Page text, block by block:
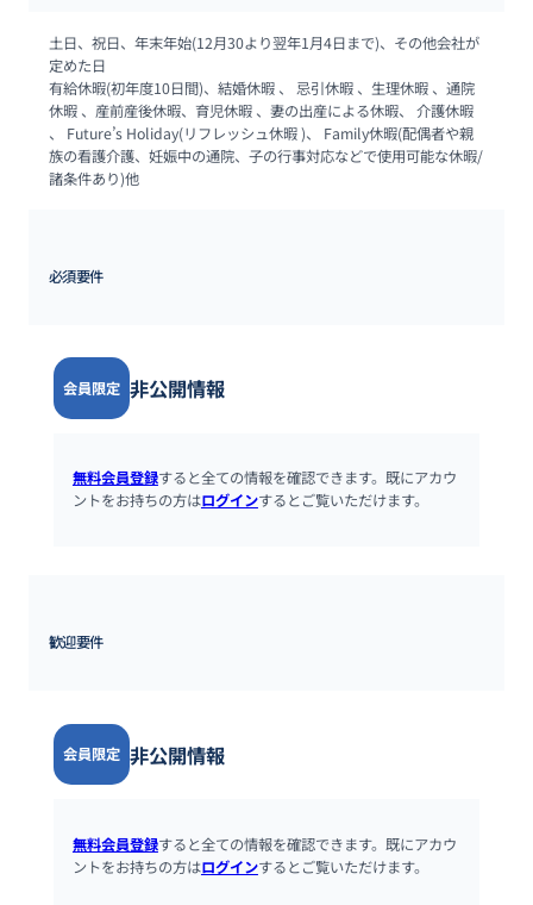
土日、祝日、年末年始(12月30より翌年1月4日まで)、その他会社が
定めた日
有給休暇(初年度10日間)、結婚休暇 、 忌引休暇 、生理休暇 、通院
休暇 、産前産後休暇、育児休暇 、妻の出産による休暇、 介護休暇
、 Future’s Holiday(リフレッシュ休暇 )、 Family休暇(配偶者や親
族の看護介護、妊娠中の通院、子の行事対応などで使用可能な休暇/
諸条件あり)他
必須要件
会員限定 非公開情報
無料会員登録すると全ての情報を確認できます。既にアカウ
ントをお持ちの方はログインするとご覧いただけます。
歓迎要件
会員限定 非公開情報
無料会員登録すると全ての情報を確認できます。既にアカウ
ントをお持ちの方はログインするとご覧いただけます。